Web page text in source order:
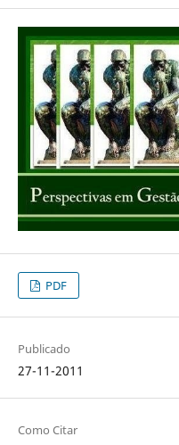
PDF
Publicado
27-11-2011
Como Citar